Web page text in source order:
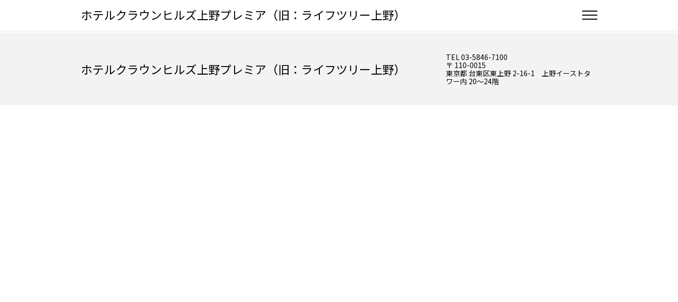
ホテルクラウンヒルズ上野プレミア（旧：ライフツリー上野）
ホテルクラウンヒルズ上野プレミア（旧：ライフツリー上野）
TEL 03-5846-7100
〒 110-0015
東京都 台東区東上野 2-16-1 上野イーストタ
ワー内 20～24階